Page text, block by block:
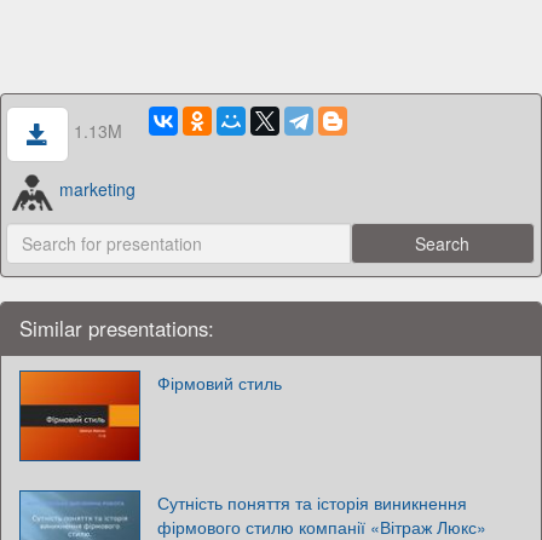
1.13M
marketing
Similar presentations:
Фірмовий стиль
Сутність поняття та історія виникнення
фірмового стилю компанії «Вітраж Люкс»